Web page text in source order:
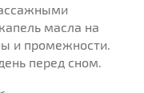
масла на
и промежности.
перед сном.